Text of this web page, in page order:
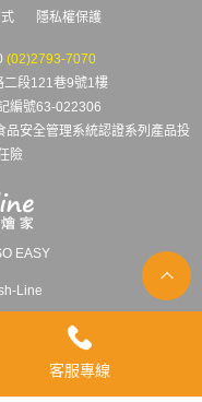
隱私權保護
(02)2793-7070
二段121巷9號1樓
編號63-022306
安全管理系統認證系列產品投
險
EASY
Line
客服專線